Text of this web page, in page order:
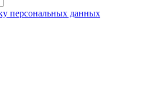
персональных данных